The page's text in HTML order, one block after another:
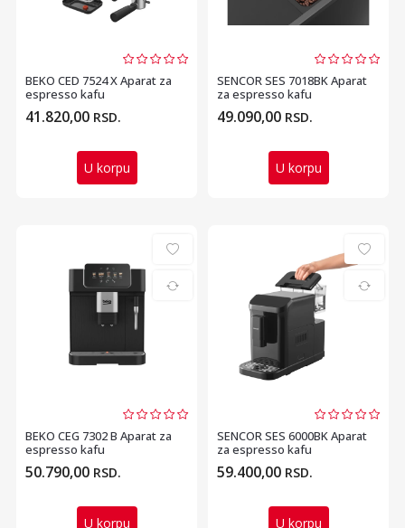
BEKO CED 7524 X Aparat za
espresso kafu
41.820,00 RSD.
U korpu
SENCOR SES 7018BK Aparat
za espresso kafu
49.090,00 RSD.
U korpu
BEKO CEG 7302 B Aparat za
espresso kafu
50.790,00 RSD.
U korpu
SENCOR SES 6000BK Aparat
za espresso kafu
59.400,00 RSD.
U korpu